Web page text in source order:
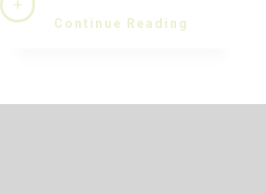
Continue Reading